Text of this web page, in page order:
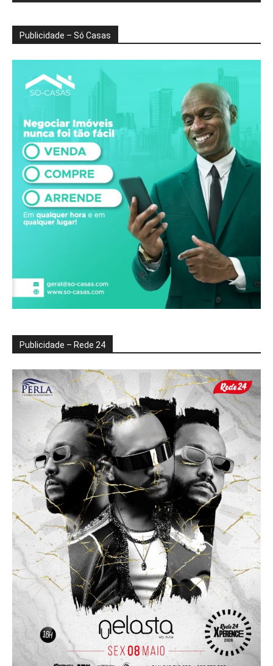
Publicidade – Só Casas
Publicidade – Rede 24